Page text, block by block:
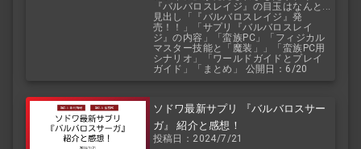
『バルバロスレイジ』の目玉はなんと...
見出し「『バルバロスレイジ』発
売！！」「サプリ『バルバロスレイ
ジ』の内容」「蛮族PC」「フィジカル
マスター技能と「魔装」」「蛮族PC用
シナリオ」「ワールドガイドとプレイ
ガイド」「まとめ」 公開日：6/20
ソドワ最新サプリ 『バルバロスサー
ガ』 紹介と感想！
投稿日：2024/7/21